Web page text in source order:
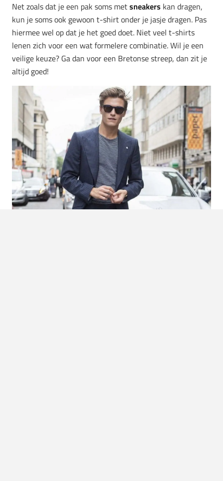
Net zoals dat je een pak soms metsneakers kan dragen,
kun je soms ook gewoon t-shirt onder je jasje dragen. Pas
hiermee wel op dat je het goed doet. Niet veel t-shirts
lenen zich voor een wat formelere combinatie. Wil je een
veilige keuze? Ga dan voor een Bretonse streep, dan zit je
altijd goed!